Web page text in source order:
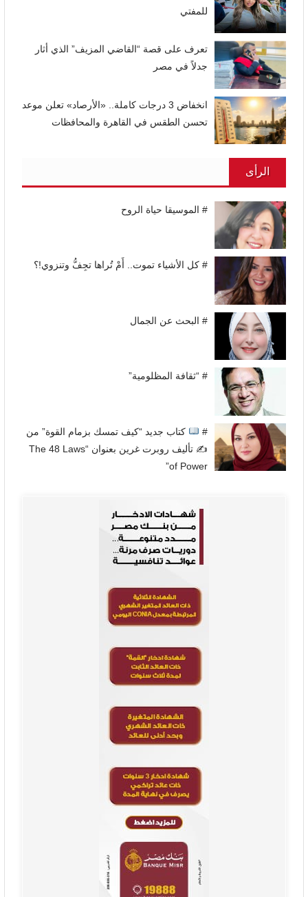
للمفتي
تعرف على قصة “القاضي المزيف” الذي أثار
جدلاً في مصر
انخفاض 3 درجات كاملة.. «الأرصاد» تعلن موعد
تحسن الطقس في القاهرة والمحافظات
الرأى
# الموسيقا حياة الروح
# كل الأشياء تموت.. أَمْ تُراها تجِفُّ وتنزوي!؟
# البحث عن الجمال
# “ثقافة المظلومية”
#
كتاب جديد “كيف تمسك بزمام القوة” من
✍
تأليف روبرت غرين بعنوان “The 48 Laws
of Power”